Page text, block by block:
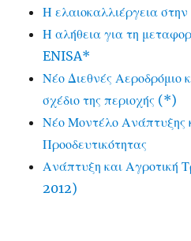
Η ελαιοκαλλιέργεια
Η αλήθεια για τη
ENISA*
Νέο Διεθνές Αεροδρόμιο
σχέδιο της περιοχής (*)
Νέο Μοντέλο Ανάπτυξης
Προοδευτικότητας
Ανάπτυξη και Αγροτική
2012)